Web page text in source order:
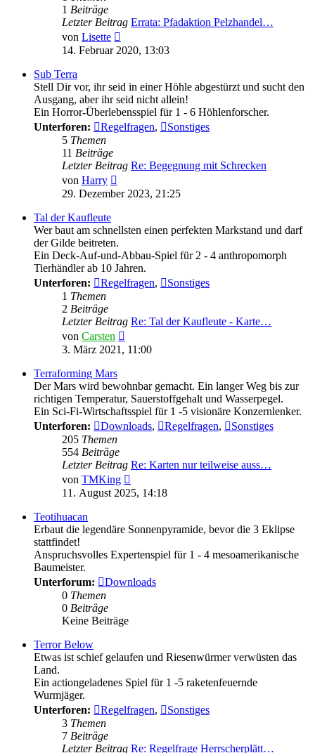
1 Beiträge
Letzter Beitrag Errata: Pfadaktion Pelzhandel…
von Lisette
Beitrag
14. Februar 2020, 13:03
Sub Terra
Stell Dir vor, ihr seid in einer Höhle abgestürzt und sucht den
Ausgang, aber ihr seid nicht allein!
Ein Horror-Überlebensspiel für 1 - 6 Höhlenforscher.
Unterforen:
Regelfragen,
Sonstiges
5 Themen
11 Beiträge
Letzter Beitrag Re: Begegnung mit Schrecken
von Harry
Beitrag
29. Dezember 2023, 21:25
Tal der Kaufleute
Wer baut am schnellsten einen perfekten Markstand und darf
der Gilde beitreten.
Ein Deck-Auf-und-Abbau-Spiel für 2 - 4 anthropomorph
Tierhändler ab 10 Jahren.
Unterforen:
Regelfragen,
Sonstiges
1 Themen
2 Beiträge
Letzter Beitrag Re: Tal der Kaufleute - Karte…
von Carsten
Beitrag
3. März 2021, 11:00
Terraforming Mars
Der Mars wird bewohnbar gemacht. Ein langer Weg bis zur
richtigen Temperatur, Sauerstoffgehalt und Wasserpegel.
Ein Sci-Fi-Wirtschaftsspiel für 1 -5 visionäre Konzernlenker.
Unterforen:
Downloads, Regelfragen,
Sonstiges
205 Themen
554 Beiträge
Letzter Beitrag Re: Karten nur teilweise auss…
von TMKing
Beitrag
11. August 2025, 14:18
Teotihuacan
Erbaut die legendäre Sonnenpyramide, bevor die 3 Eklipse
stattfindet!
Anspruchsvolles Expertenspiel für 1 - 4 mesoamerikanische
Baumeister.
Unterforum:
Downloads
0 Themen
0 Beiträge
Keine Beiträge
Terror Below
Etwas ist schief gelaufen und Riesenwürmer verwüsten das
Land.
Ein actiongeladenes Spiel für 1 -5 raketenfeuernde
Wurmjäger.
Unterforen:
Regelfragen,
Sonstiges
3 Themen
7 Beiträge
Letzter Beitrag Re: Regelfrage Herrscherplätt…